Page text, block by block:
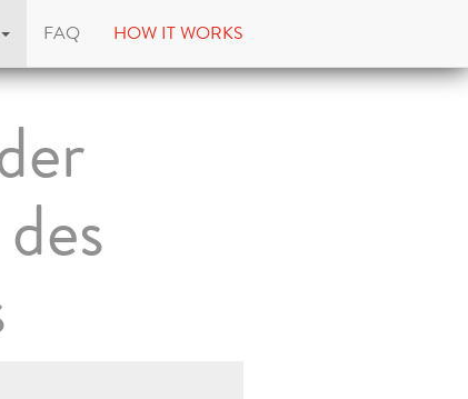
FAQ HOW IT WORKS